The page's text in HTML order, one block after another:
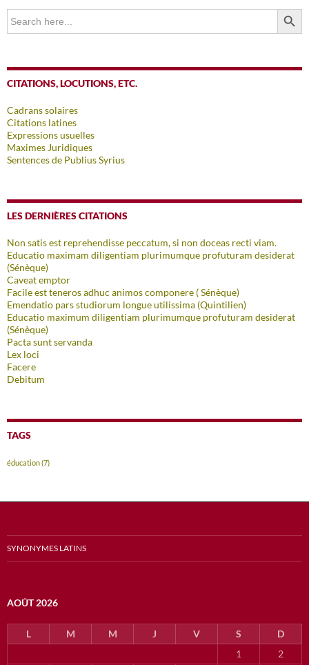
Search
for:
SEARCH
CITATIONS, LOCUTIONS, ETC.
Cadrans solaires
Citations latines
Expressions usuelles
Maximes Juridiques
Sentences de Publius Syrius
LES DERNIÈRES CITATIONS
Non satis est reprehendisse peccatum, si non doceas recti viam.
Educatio maximam diligentiam plurimumque profuturam desiderat
(Sénèque)
Caveat emptor
Facile est teneros adhuc animos componere ( Sénèque)
Emendatio pars studiorum longue utilissima (Quintilien)
Educatio maximum diligentiam plurimumque profuturam desiderat
(Sénèque)
Pacta sunt servanda
Lex loci
Facere
Debitum
TAGS
éducation(7)
SYNONYMES LATINS
AOÛT 2026
L M M J V S
D
1
2